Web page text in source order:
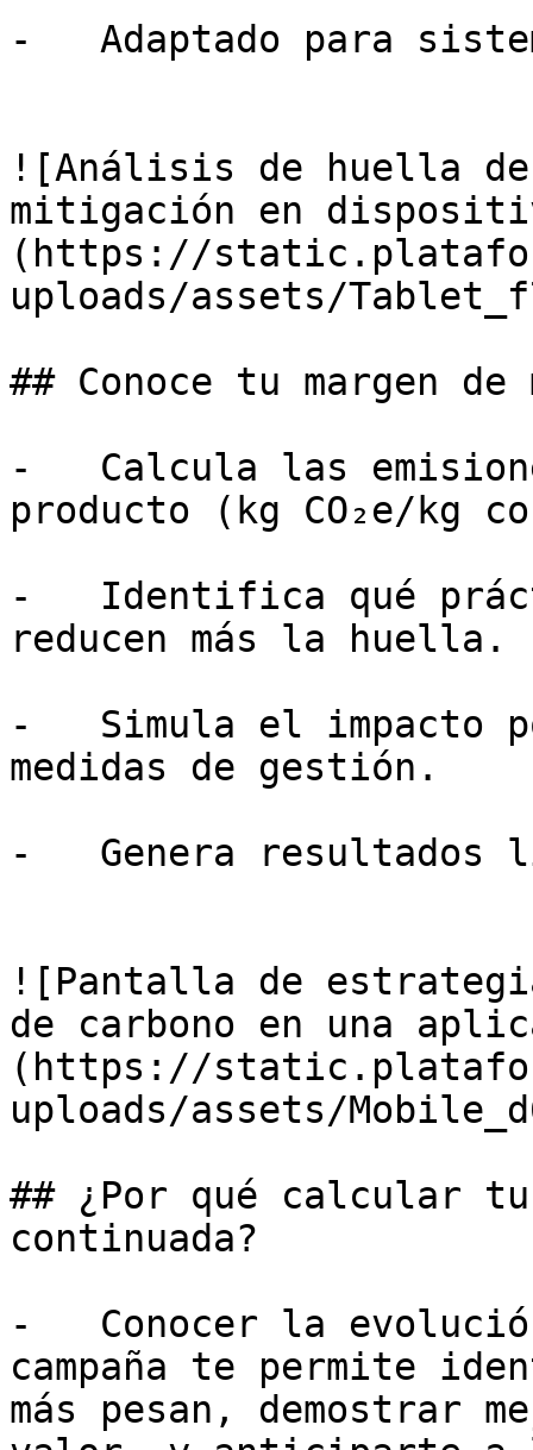
-   Adaptado para
![Análisis de huella
mitigación en
(https://
uploads/assets/
## Conoce tu margen de
-   Calcula las
producto (kg CO₂e/kg
-   Identifica qué
reducen más la huella.
-   Simula el impacto
medidas de gestión.
-   Genera resultados
![Pantalla de
de carbono en una
(https://
uploads/assets/
## ¿Por qué calcular
continuada?
-   Conocer la
campaña te permite
más pesan, demostrar